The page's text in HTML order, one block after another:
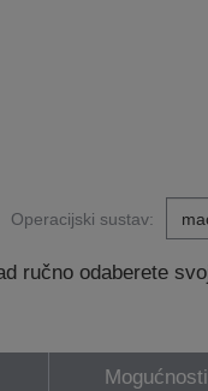
Operacijski sustav:
ručno odaberete